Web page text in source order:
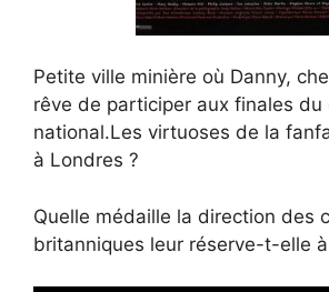
Petite ville minière où Danny,
rêve de participer aux finales du
national.Les virtuoses de la
à Londres ?
Quelle médaille la direction des
britanniques leur réserve-t-elle